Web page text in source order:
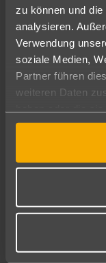
zu können und
analysieren.
Verwendung
soziale Medien,
Partner führen
weiteren Daten
gesammelt haben.
Bulgarien:
HVD Reina
5